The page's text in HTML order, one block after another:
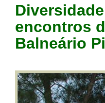
encontros
Balneário